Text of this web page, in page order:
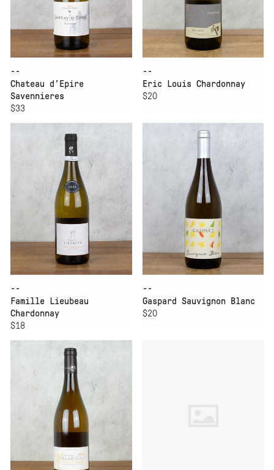
--
Chateau d’Epire
Savennieres
$33
--
Eric Louis Chardonnay
$20
--
Famille Lieubeau
Chardonnay
$18
--
Gaspard Sauvignon Blanc
$20